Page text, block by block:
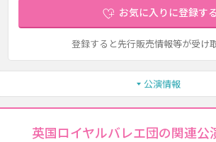
お気に入りに登録する
登録すると先行販売情報等が受け
公演情報
英国ロイヤルバレエ団の関連公